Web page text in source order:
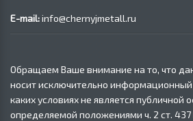
E-mail:info@chernyjmetall.ru
Обращаем Ваше внимание на то, что
носит исключительно информационный
каких условиях не является публичной
определяемой положениями ч. 2 ст.